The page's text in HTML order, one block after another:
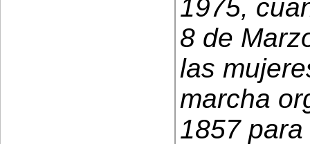
1975,
8 de
las
marcha
1857